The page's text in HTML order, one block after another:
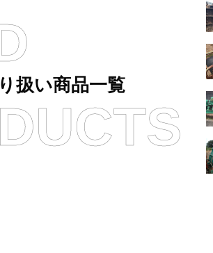
扱い商品一覧